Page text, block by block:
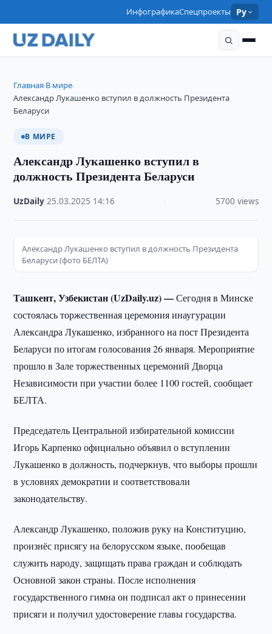
ИнфографикаСпецпроекты Ру
Главная›В мире›
Александр Лукашенко вступил в должность Президента
Беларуси
В МИРЕ
Александр Лукашенко вступил в
должность Президента Беларуси
UzDaily ·25.03.2025 14:16 5700 views
Александр Лукашенко вступил в должность Президента
Беларуси (фото БЕЛТА)
Ташкент, Узбекистан (UzDaily.uz) —Сегодня в Минске
состоялась торжественная церемония инаугурации
Александра Лукашенко, избранного на пост Президента
Беларуси по итогам голосования 26 января. Мероприятие
прошло в Зале торжественных церемоний Дворца
Независимости при участии более 1100 гостей, сообщает
БЕЛТА.
Председатель Центральной избирательной комиссии
Игорь Карпенко официально объявил о вступлении
Лукашенко в должность, подчеркнув, что выборы прошли
в условиях демократии и соответствовали
законодательству.
Александр Лукашенко, положив руку на Конституцию,
произнёс присягу на белорусском языке, пообещав
служить народу, защищать права граждан и соблюдать
Основной закон страны. После исполнения
государственного гимна он подписал акт о принесении
присяги и получил удостоверение главы государства.